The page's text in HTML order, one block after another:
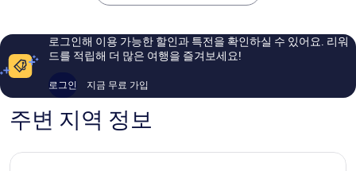
해
이
용
1,903
도
심
이
용
로그인해 이용 가능한 할인과 특전을 확인하실 수 있어요. 리워
드를 적립해 더 많은 여행을 즐겨보세요!
로그인 지금 무료 가입
주변 지역 정보